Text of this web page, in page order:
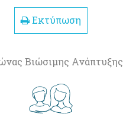
Εκτύπωση
Βιώσιμης Ανάπτυξης